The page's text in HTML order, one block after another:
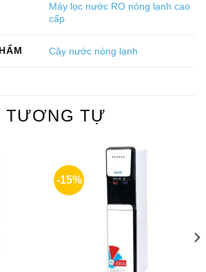
Máy lọc nước RO nóng lạnh cao
cấp
Cây nước nóng lạnh
TƯƠNG TỰ
-15%